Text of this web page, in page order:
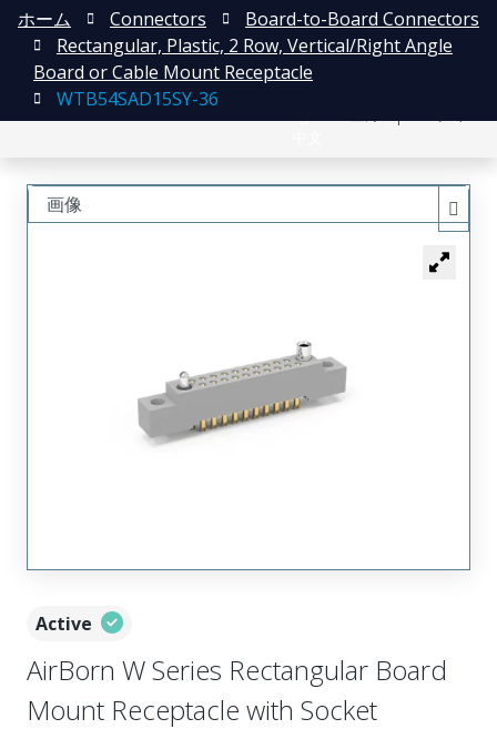
ホーム Connectors
Board-to-Board Connectors
Rectangular, Plastic, 2 Row, Vertical/Right Angle
Board or Cable Mount Receptacle
WTB54SAD15SY-36
Active
AirBorn W Series Rectangular Board
Mount Receptacle with Socket
画像